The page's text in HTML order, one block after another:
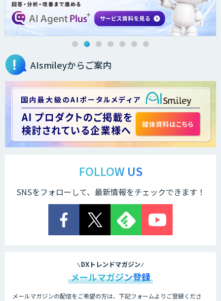
Brain Plus for Sales
データ分析/AI開発/コンサルティング
Docify（ドシファイ）
Cogent AI Cabinet
AIsmileyからご案内
FOLLOW US
SNSをフォローして、最新情報をチェックできます！
DXトレンドマガジン
メールマガジン登録
メールマガジンの配信をご希望の方は、下記フォームよりご登録くださ